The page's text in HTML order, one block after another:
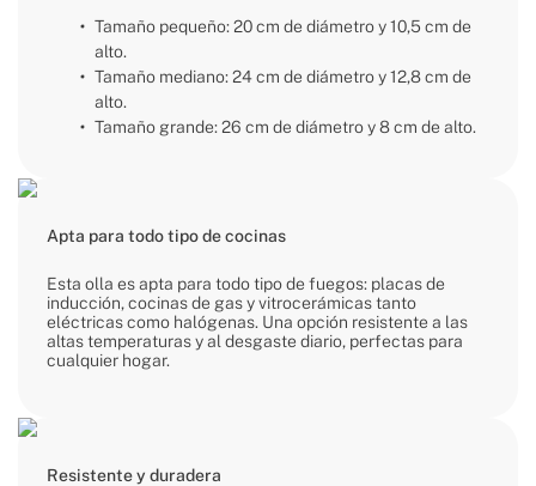
Tamaño pequeño: 20 cm de diámetro y 10,5 cm de
alto.
Tamaño mediano: 24 cm de diámetro y 12,8 cm de
alto.
Tamaño grande: 26 cm de diámetro y 8 cm de alto.
Apta para todo tipo de cocinas
Esta olla es apta para todo tipo de fuegos: placas de
inducción, cocinas de gas y vitrocerámicas tanto
eléctricas como halógenas. Una opción resistente a las
altas temperaturas y al desgaste diario, perfectas para
cualquier hogar.
Resistente y duradera